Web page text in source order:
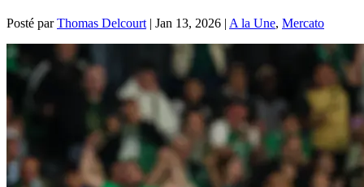
Posté parThomas Delcourt | Jan 13, 2026 | A la Une, Mercato